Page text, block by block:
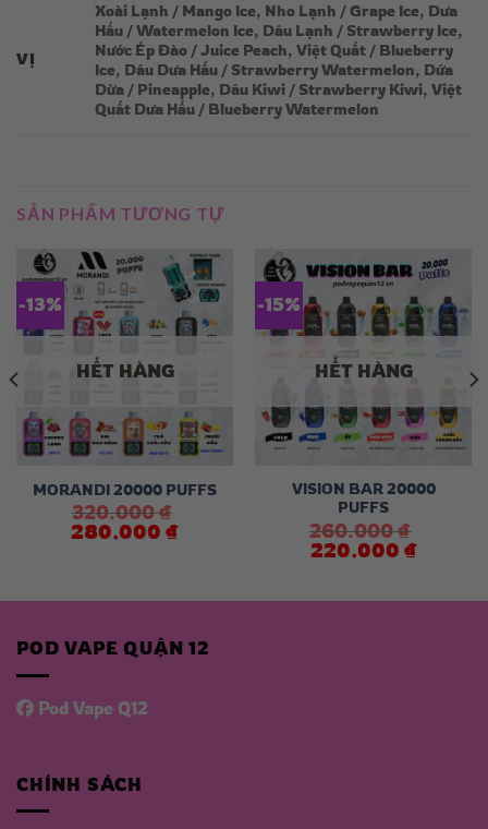
VỊ
Xoài Lạnh / Mango Ice, Nho Lạnh / Grape Ice, Dưa
Hấu / Watermelon Ice, Dâu Lạnh / Strawberry Ice,
Nước Ép Đào / Juice Peach, Việt Quất / Blueberry
Ice, Dâu Dưa Hấu / Strawberry Watermelon, Dứa
Dừa / Pineapple, Dâu Kiwi / Strawberry Kiwi, Việt
Quất Dưa Hấu / Blueberry Watermelon
SẢN PHẨM TƯƠNG TỰ
-13%
HẾT HÀNG
MORANDI 20000 PUFFS
320.000₫
Giá
gốc
280.000 ₫Giá
-15%
HẾT HÀNG
VISION BAR 20000
PUFFS
260.000₫
Giá
gốc
220.000 ₫Giá
220.000
POD VAPE QUẬN 12
Pod Vape Q12
CHÍNH SÁCH